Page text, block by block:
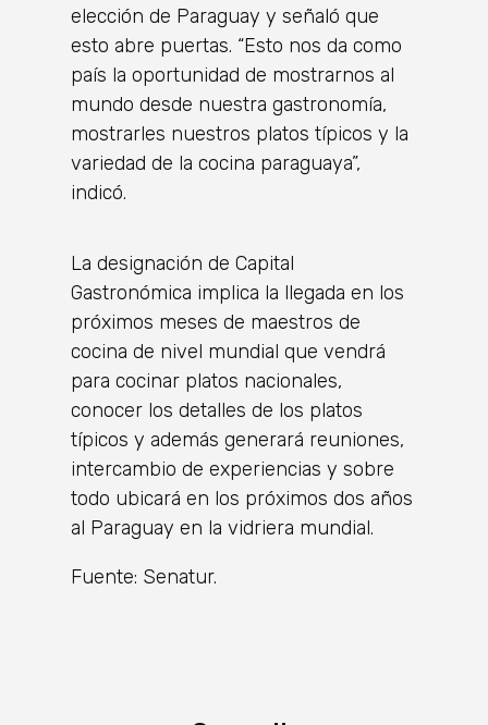
elección de Paraguay y señaló que
esto abre puertas. “Esto nos da como
país la oportunidad de mostrarnos al
mundo desde nuestra gastronomía,
mostrarles nuestros platos típicos y la
variedad de la cocina paraguaya”,
indicó.
La designación de Capital
Gastronómica implica la llegada en los
próximos meses de maestros de
cocina de nivel mundial que vendrá
para cocinar platos nacionales,
conocer los detalles de los platos
típicos y además generará reuniones,
intercambio de experiencias y sobre
todo ubicará en los próximos dos años
al Paraguay en la vidriera mundial.
Fuente: Senatur.